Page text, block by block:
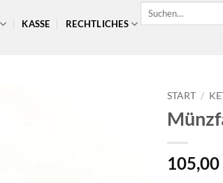
KASSE RECHTLICHES
Suchen
START /
105,00